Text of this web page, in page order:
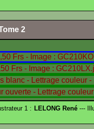
2
1 : LELONG René---